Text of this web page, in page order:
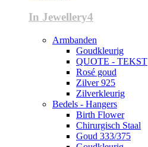
In Jewellery4
Armbanden
Goudkleurig
QUOTE - TEKST
Rosé goud
Zilver 925
Zilverkleurig
Bedels - Hangers
Birth Flower
Chirurgisch Staal
Goud 333/375